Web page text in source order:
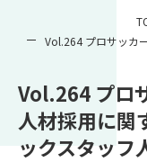
Vol.264 プロサッカ
Vol.264 プロ
人材採用に関
ックスタッフ